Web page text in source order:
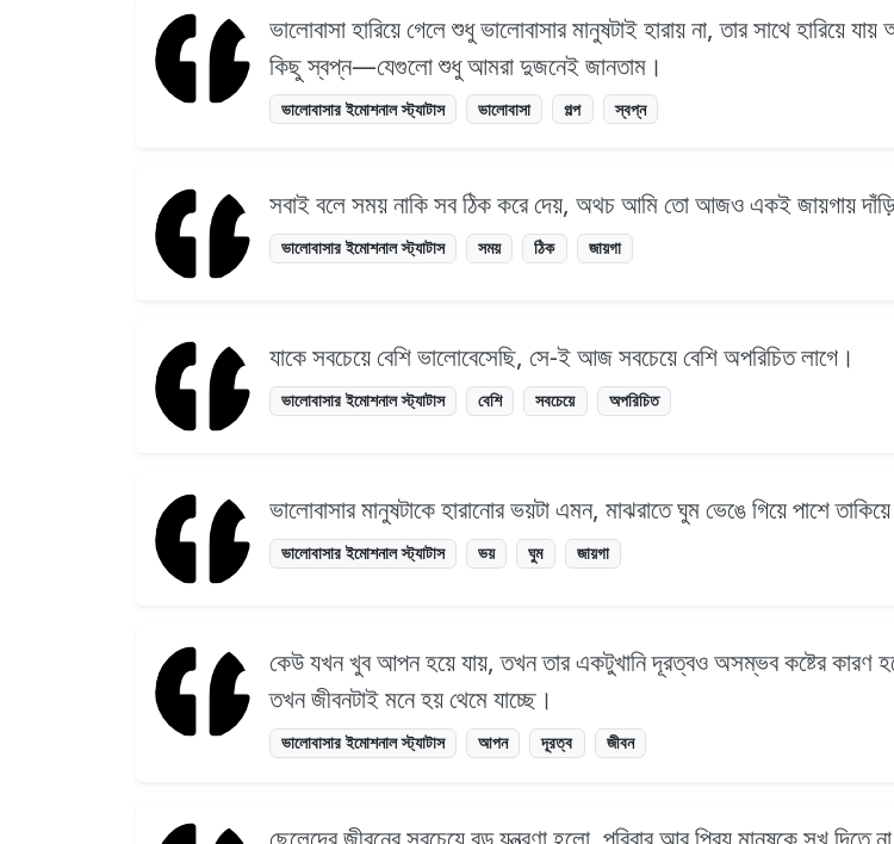
ভালোবাসা হারিয়ে গেলে শুধু ভালোবাসার মানুষটাই হারায় না, তার সাথে হারিয়ে
কিছু স্বপ্ন—যেগুলো শুধু আমরা দুজনেই জানতাম।
ভালোবাসার ইমোশনাল স্ট্যাটাস ভালোবাসা গল্প স্বপ্ন
সবাই বলে সময় নাকি সব ঠিক করে দেয়, অথচ আমি তো আজও একই জায়গায়
ভালোবাসার ইমোশনাল স্ট্যাটাস সময় ঠিক জায়গা
যাকে সবচেয়ে বেশি ভালোবেসেছি, সে-ই আজ সবচেয়ে বেশি অপরিচিত লাগে।
ভালোবাসার ইমোশনাল স্ট্যাটাস বেশি সবচেয়ে অপরিচিত
ভালোবাসার মানুষটাকে হারানোর ভয়টা এমন, মাঝরাতে ঘুম ভেঙে গিয়ে পাশে
ভালোবাসার ইমোশনাল স্ট্যাটাস ভয় ঘুম জায়গা
কেউ যখন খুব আপন হয়ে যায়, তখন তার একটুখানি দূরত্বও অসম্ভব কষ্টের কারণ
তখন জীবনটাই মনে হয় থেমে যাচ্ছে।
ভালোবাসার ইমোশনাল স্ট্যাটাস আপন দূরত্ব জীবন